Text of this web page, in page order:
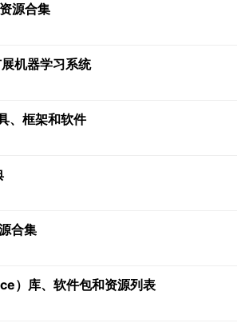
源合集
机器学习系统
、框架和软件
合集
）库、软件包和资源列表